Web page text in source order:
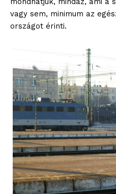
vagy sem, minimum az
országot érinti.